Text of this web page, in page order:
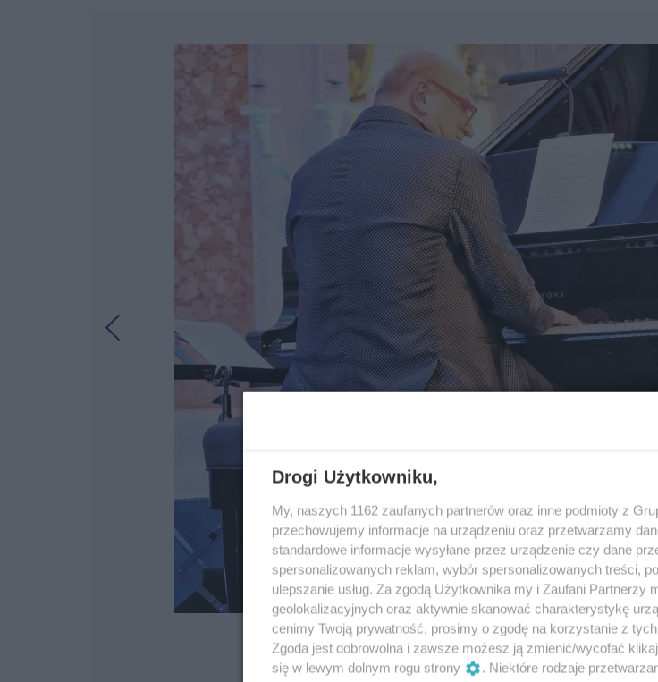
14 / 22
Drogi Użytkowniku,
My, naszych 1162 zaufanych partnerów oraz inne podmioty z
przechowujemy informacje na urządzeniu oraz przetwarzamy
standardowe informacje wysyłane przez urządzenie czy dane
spersonalizowanych reklam, wybór spersonalizowanych treści,
ulepszanie usług. Za zgodą Użytkownika my i Zaufani Partnerzy
geolokalizacyjnych oraz aktywnie skanować charakterystykę
cenimy Twoją prywatność, prosimy o zgodę na korzystanie z
Zgoda jest dobrowolna i zawsze możesz ją zmienić/wycofać
się w lewym dolnym rogu strony
. Niektóre rodzaje